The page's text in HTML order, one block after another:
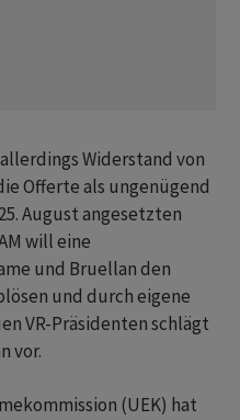
Widerstand von
Offerte als ungenügend
August angesetzten
will eine
und Bruellan den
und durch eigene
VR-Präsidenten schlägt
vor.
(UEK) hat